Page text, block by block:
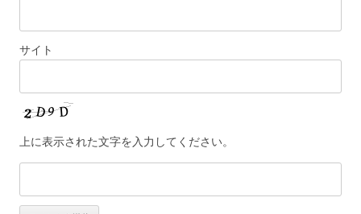
サイト
上に表示された文字を入力してください。